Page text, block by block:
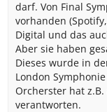
darf. Von Final
vorhanden
Digital und das
Aber sie haben
Dieses wurde in
London
Orcherster hat
verantworten.